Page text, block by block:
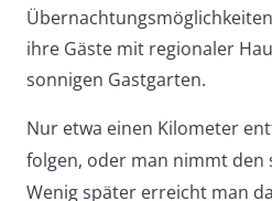
ihre Gäste mit regionaler
sonnigen Gastgarten.
Nur etwa einen Kilometer
folgen, oder man nimmt den
Wenig später erreicht man